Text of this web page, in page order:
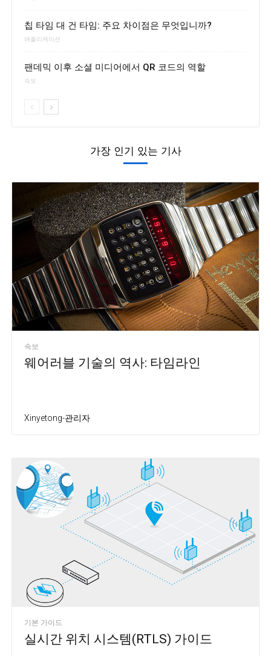
칩 타임 대 건 타임: 주요 차이점은 무엇입니까?
애플리케이션
팬데믹 이후 소셜 미디어에서 QR 코드의 역할
속보
가장 인기 있는 기사
속보
웨어러블 기술의 역사: 타임라인
Xinyetong-관리자
기본 가이드
실시간 위치 시스템(RTLS) 가이드